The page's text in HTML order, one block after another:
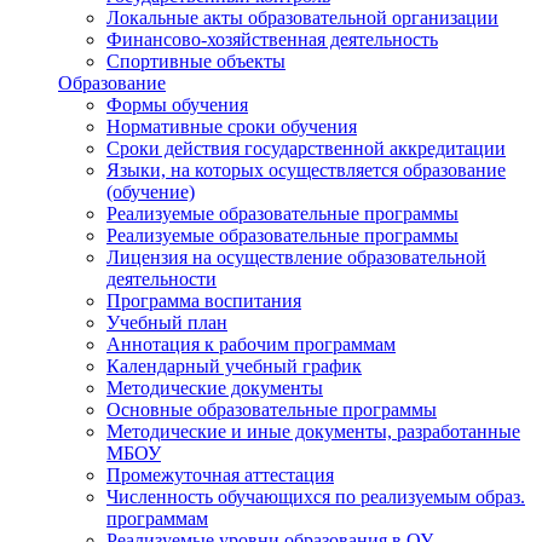
Локальные акты образовательной организации
Финансово-хозяйственная деятельность
Спортивные объекты
Образование
Формы обучения
Нормативные сроки обучения
Сроки действия государственной аккредитации
Языки, на которых осуществляется образование
(обучение)
Реализуемые образовательные программы
Реализуемые образовательные программы
Лицензия на осуществление образовательной
деятельности
Программа воспитания
Учебный план
Аннотация к рабочим программам
Календарный учебный график
Методические документы
Основные образовательные программы
Методические и иные документы, разработанные
МБОУ
Промежуточная аттестация
Численность обучающихся по реализуемым образ.
программам